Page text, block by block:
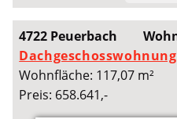
4722 Peuerbach
Dachgeschosswohnung
Wohnfläche: 117,07 m²
Preis: 658.641,-